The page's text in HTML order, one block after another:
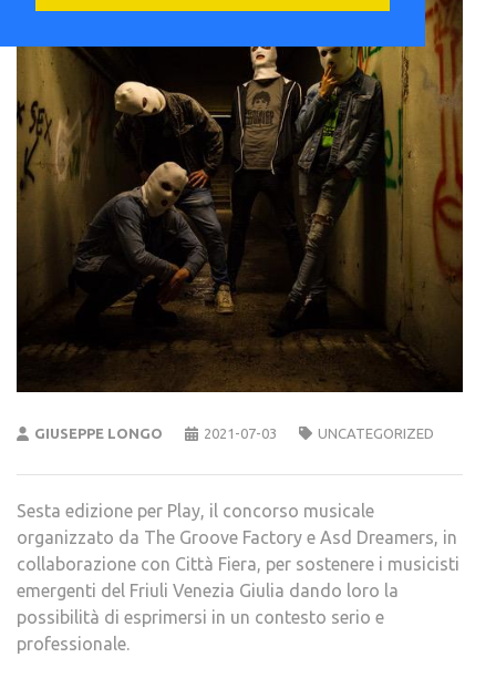
GIUSEPPE LONGO 2021-07-03 UNCATEGORIZED
Sesta edizione per Play, il concorso musicale
organizzato da The Groove Factory e Asd Dreamers, in
collaborazione con Città Fiera, per sostenere i musicisti
emergenti del Friuli Venezia Giulia dando loro la
possibilità di esprimersi in un contesto serio e
professionale.